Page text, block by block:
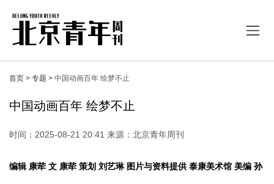
首页 > 专题 > 中国动画百年 绘梦不止
中国动画百年 绘梦不止
时间：2025-08-21 20:41 来源：北京青年周刊
编辑 康荦 文 康荦 策划 刘艺琳 图片与资料提供 泰康美术馆 美编 孙